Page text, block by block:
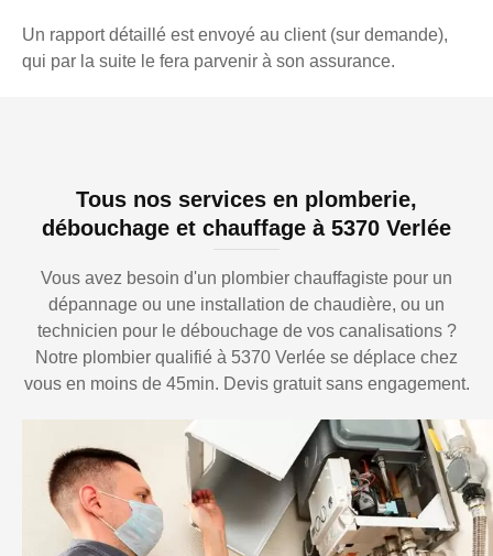
Un rapport détaillé est envoyé au client (sur demande),
qui par la suite le fera parvenir à son assurance.
Tous nos services en plomberie,
débouchage et chauffage à 5370 Verlée
Vous avez besoin d'un plombier chauffagiste pour un
dépannage ou une installation de chaudière, ou un
technicien pour le débouchage de vos canalisations ?
Notre plombier qualifié à 5370 Verlée se déplace chez
vous en moins de 45min. Devis gratuit sans engagement.